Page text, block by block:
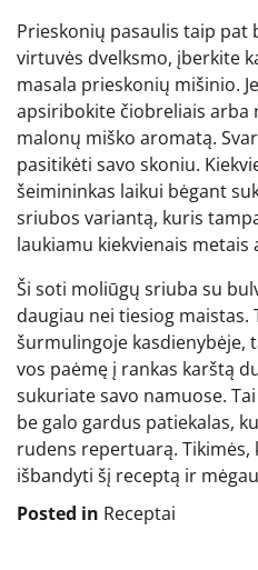
Prieskonių pasaulis taip pat
virtuvės dvelksmo, įberkite
masala prieskonių mišinio.
apsiribokite čiobreliais arba
malonų miško aromatą.
pasitikėti savo skoniu.
šeimininkas laikui bėgant
sriubos variantą, kuris
laukiamu kiekvienais metais
Ši soti moliūgų sriuba su
daugiau nei tiesiog maistas.
šurmulingoje kasdienybėje,
vos paėmę į rankas karštą
sukuriate savo namuose.
be galo gardus patiekalas,
rudens repertuarą. Tikimės,
išbandyti šį receptą ir
Posted in Receptai